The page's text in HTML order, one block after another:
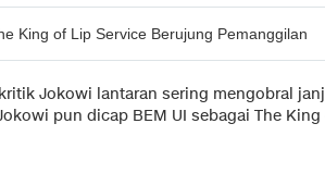
King of Lip Service Berujung Pemanggilan
Jokowi lantaran sering mengobral
pun dicap BEM UI sebagai The King